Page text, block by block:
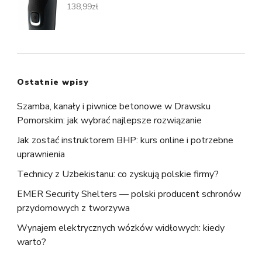
138,99zł
Ostatnie wpisy
Szamba, kanały i piwnice betonowe w Drawsku
Pomorskim: jak wybrać najlepsze rozwiązanie
Jak zostać instruktorem BHP: kurs online i potrzebne
uprawnienia
Technicy z Uzbekistanu: co zyskują polskie firmy?
EMER Security Shelters — polski producent schronów
przydomowych z tworzywa
Wynajem elektrycznych wózków widłowych: kiedy
warto?